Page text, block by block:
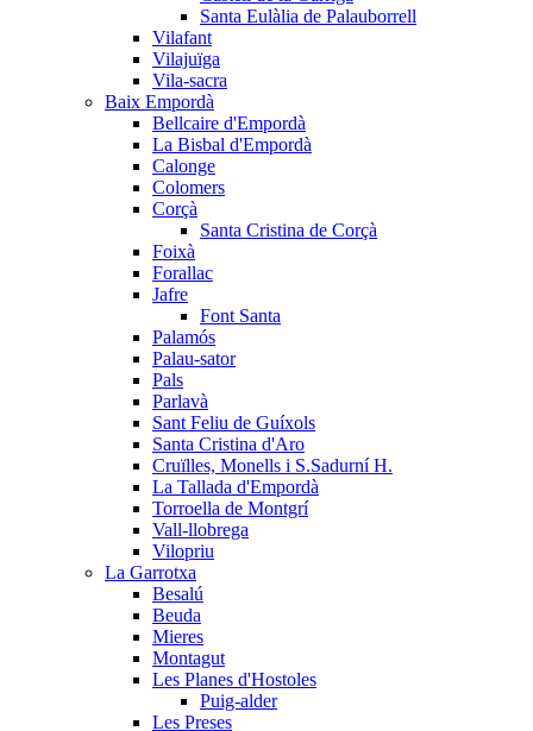
Santa Eulàlia de Palauborrell
Vilafant
Vilajuïga
Vila-sacra
Baix Empordà
Bellcaire d'Empordà
La Bisbal d'Empordà
Calonge
Colomers
Corçà
Santa Cristina de Corçà
Foixà
Forallac
Jafre
Font Santa
Palamós
Palau-sator
Pals
Parlavà
Sant Feliu de Guíxols
Santa Cristina d'Aro
Cruïlles, Monells i S.Sadurní H.
La Tallada d'Empordà
Torroella de Montgrí
Vall-llobrega
Vilopriu
La Garrotxa
Besalú
Beuda
Mieres
Montagut
Les Planes d'Hostoles
Puig-alder
Les Preses